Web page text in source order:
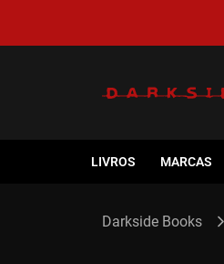
LIVROS MARCAS